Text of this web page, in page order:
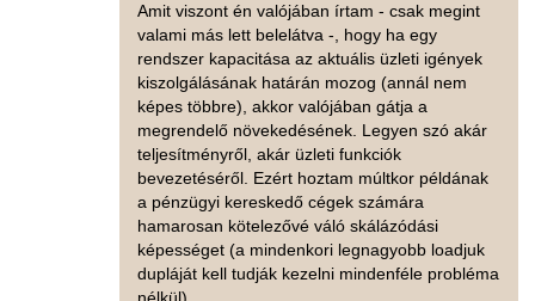
Amit viszont én valójában írtam - csak megint
valami más lett belelátva -, hogy ha egy
rendszer kapacitása az aktuális üzleti igények
kiszolgálásának határán mozog (annál nem
képes többre), akkor valójában gátja a
megrendelő növekedésének. Legyen szó akár
teljesítményről, akár üzleti funkciók
bevezetéséről. Ezért hoztam múltkor példának
a pénzügyi kereskedő cégek számára
hamarosan kötelezővé váló skálázódási
képességet (a mindenkori legnagyobb loadjuk
dupláját kell tudják kezelni mindenféle probléma